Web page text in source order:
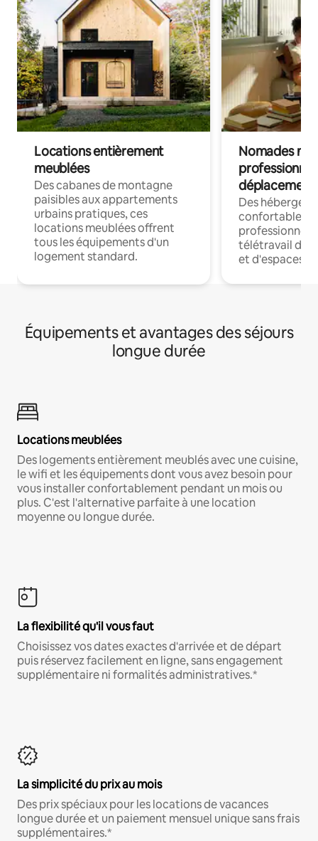
Locations entièrement
meublées
Des cabanes de montagne
paisibles aux appartements
urbains pratiques, ces
locations meublées offrent
tous les équipements d'un
logement standard.
Nomades
déplacement
Des
confortables
professionnels
télétravail
et d'espaces
Équipements et avantages des séjours
longue durée
Locations meublées
Des logements entièrement meublés avec une cuisine,
le wifi et les équipements dont vous avez besoin pour
vous installer confortablement pendant un mois ou
plus. C'est l'alternative parfaite à une location
moyenne ou longue durée.
La flexibilité qu'il vous faut
Choisissez vos dates exactes d'arrivée et de départ
puis réservez facilement en ligne, sans engagement
supplémentaire ni formalités administratives.*
La simplicité du prix au mois
Des prix spéciaux pour les locations de vacances
longue durée et un paiement mensuel unique sans frais
supplémentaires.*